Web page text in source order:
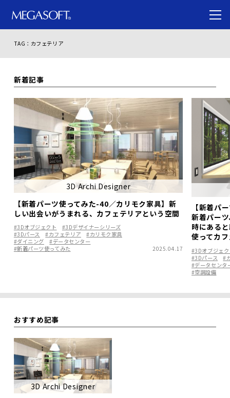
TAG：カフェテリア
新着記事
3D Archi Designer
【新着パーツ使ってみた-40／カリモク家具】新
しい出会いがうまれる、カフェテリアという空間
#3Dオブジェクト
#3Dデザイナーシリーズ
#3Dパース
#カフェテリア
#カリモク家具
#ダイニング
#データセンター
#新着パーツ使ってみた
2025.04.17
【新着パ
新着パー
時にある
使ってカ
#3Dオブジェ
#3Dパース
#
#データセンタ
#空調設備
おすすめ記事
3D Archi Designer